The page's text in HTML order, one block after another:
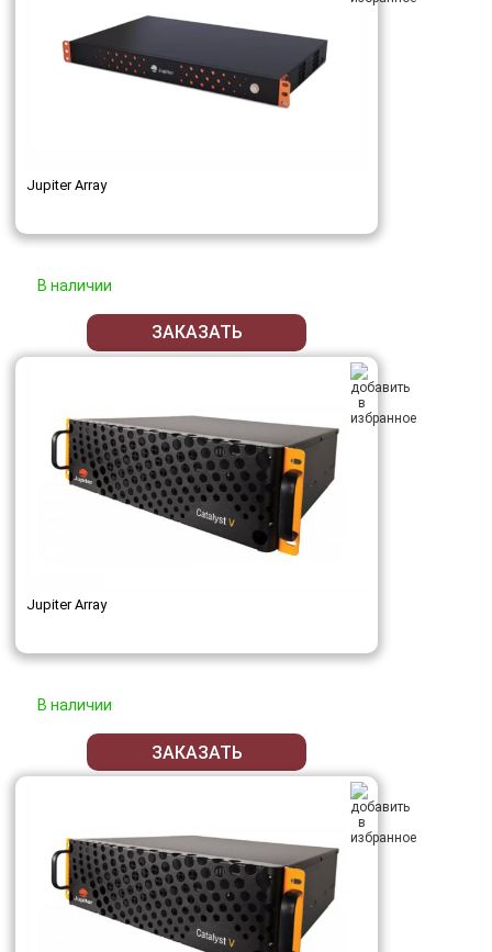
Jupiter Array
В наличии
ЗАКАЗАТЬ
Jupiter Array
В наличии
ЗАКАЗАТЬ